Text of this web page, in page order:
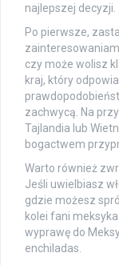
najlepszej decyzji.
Po pierwsze,
czy może wolisz
kraj, który
zachwycą. Na
Tajlandia lub
bogactwem
Warto również
Jeśli uwielbiasz
gdzie możesz
kolei fani
wyprawę do
enchiladas.